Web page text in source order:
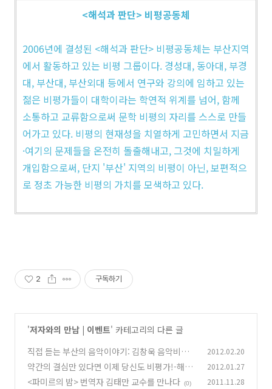
<해석과 판단> 비평공동체
2006년에 결성된 <해석과 판단> 비평공동체는 부산지역
에서 활동하고 있는 비평 그룹이다. 경성대, 동아대, 부경
대, 부산대, 부산외대 등에서 연구와 강의에 임하고 있는
젊은 비평가들이 대학이라는 학연적 위계를 넘어, 함께
소통하고 교류함으로써 문학 비평의 자리를 스스로 만들
어가고 있다. 비평의 현재성을 치열하게 고민하면서 지금
·여기의 문제들을 온전히 돌출해내고, 그것에 치밀하게
개입함으로써, 단지 '부산' 지역의 비평이 아닌, 보편적으
로 정초 가능한 비평의 가치를 모색하고 있다.
2 구독하기
'저자와의 만남 | 이벤트' 카테고리의 다른 글
직접 듣는 부산의 음악이야기: 김창욱 음악비평
가
(0)
2012.02.20
약간의 결심만 있다면 이제 당신도 비평가!-해석
과 판단 <저자와의 만남>
(1)
2012.01.27
<파미르의 밤> 번역자 김태만 교수를 만나다 (0) 2011.11.28